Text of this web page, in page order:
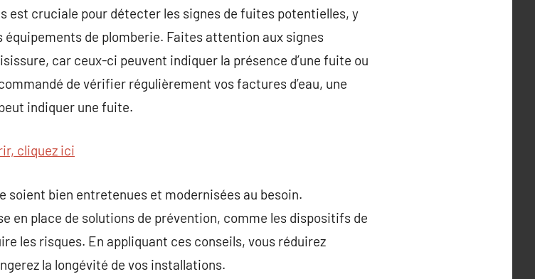
est cruciale pour détecter les signes de fuites potentielles, y
de plomberie. Faites attention aux signes
car ceux-ci peuvent indiquer la présence d’une fuite ou
de vérifier régulièrement vos factures d’eau, une
indiquer une fuite.
cliquez ici
soient bien entretenues et modernisées au besoin.
en place de solutions de prévention, comme les dispositifs de
les risques. En appliquant ces conseils, vous réduirez
la longévité de vos installations.